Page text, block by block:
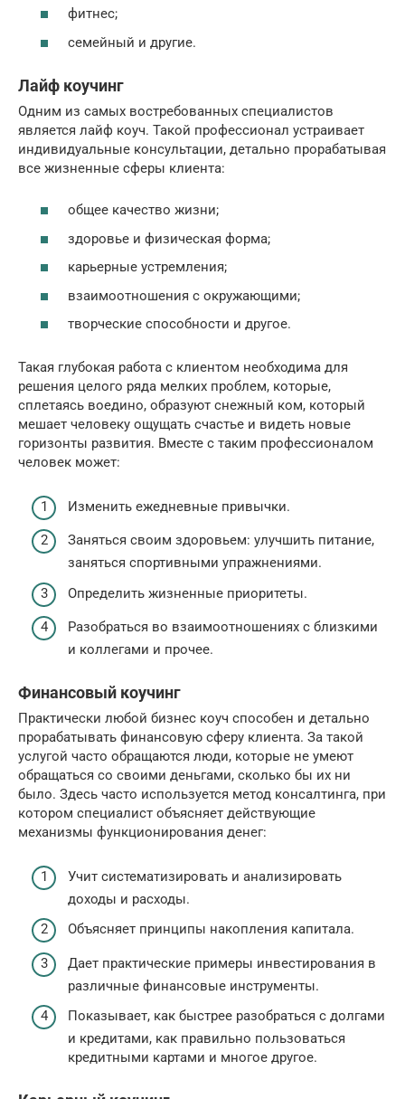
фитнес;
семейный и другие.
Лайф коучинг
Одним из самых востребованных специалистов
является лайф коуч. Такой профессионал устраивает
индивидуальные консультации, детально прорабатывая
все жизненные сферы клиента:
общее качество жизни;
здоровье и физическая форма;
карьерные устремления;
взаимоотношения с окружающими;
творческие способности и другое.
Такая глубокая работа с клиентом необходима для
решения целого ряда мелких проблем, которые,
сплетаясь воедино, образуют снежный ком, который
мешает человеку ощущать счастье и видеть новые
горизонты развития. Вместе с таким профессионалом
человек может:
Изменить ежедневные привычки.
Заняться своим здоровьем: улучшить питание,
заняться спортивными упражнениями.
Определить жизненные приоритеты.
Разобраться во взаимоотношениях с близкими
и коллегами и прочее.
Финансовый коучинг
Практически любой бизнес коуч способен и детально
прорабатывать финансовую сферу клиента. За такой
услугой часто обращаются люди, которые не умеют
обращаться со своими деньгами, сколько бы их ни
было. Здесь часто используется метод консалтинга, при
котором специалист объясняет действующие
механизмы функционирования денег:
Учит систематизировать и анализировать
доходы и расходы.
Объясняет принципы накопления капитала.
Дает практические примеры инвестирования в
различные финансовые инструменты.
Показывает, как быстрее разобраться с долгами
и кредитами, как правильно пользоваться
кредитными картами и многое другое.